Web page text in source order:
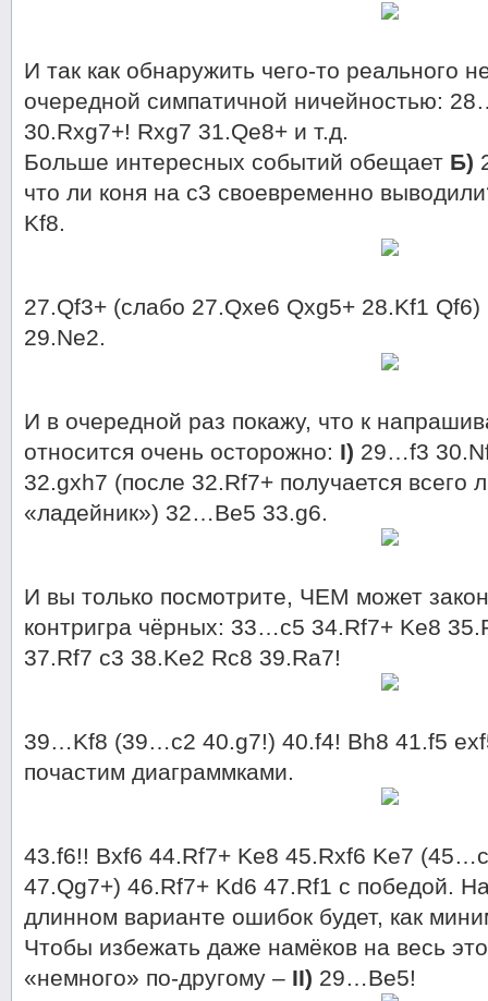
И так как обнаружить чего-то реального
очередной симпатичной ничейностью:
30.Rxg7+! Rxg7 31.Qe8+ и т.д.
Больше интересных событий обещает Б)
что ли коня на с3 своевременно
Kf8.
27.Qf3+ (слабо 27.Qxe6 Qxg5+ 28.Kf1
29.Ne2.
И в очередной раз покажу, что к
относится очень осторожно: I) 29…f3
32.gxh7 (после 32.Rf7+ получается
«ладейник») 32…Be5 33.g6.
И вы только посмотрите, ЧЕМ может
контригра чёрных: 33…c5 34.Rf7+ Ke8
37.Rf7 c3 38.Ke2 Rc8 39.Ra7!
39…Kf8 (39…c2 40.g7!) 40.f4! Bh8 41.f5
почастим диаграммками.
43.f6!! Bxf6 44.Rf7+ Ke8 45.Rxf6 Ke7
47.Qg7+) 46.Rf7+ Kd6 47.Rf1 с победой.
длинном варианте ошибок будет, как
Чтобы избежать даже намёков на весь
«немного» по-другому – II) 29…Be5!